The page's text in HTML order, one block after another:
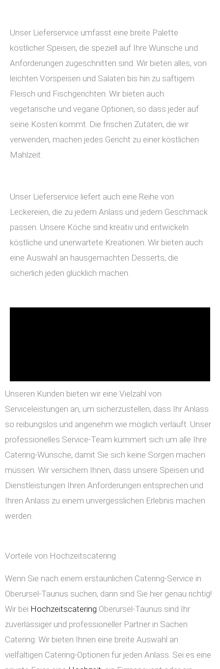
Unser Lieferservice umfasst eine breite Palette
köstlicher Speisen, die speziell auf Ihre Wünsche und
Anforderungen zugeschnitten sind. Wir bieten alles, von
leichten Vorspeisen und Salaten bis hin zu saftigem
Fleisch und Fischgerichten. Wir bieten auch
vegetarische und vegane Optionen, so dass jeder auf
seine Kosten kommt. Die frischen Zutaten, die wir
verwenden, machen jedes Gericht zu einer köstlichen
Mahlzeit.
Unser Lieferservice liefert auch eine Reihe von
Leckereien, die zu jedem Anlass und jedem Geschmack
passen. Unsere Köche sind kreativ und entwickeln
köstliche und unerwartete Kreationen. Wir bieten auch
eine Auswahl an hausgemachten Desserts, die
sicherlich jeden glücklich machen.
Unseren Kunden bieten wir eine Vielzahl von
Serviceleistungen an, um sicherzustellen, dass Ihr Anlass
so reibungslos und angenehm wie möglich verläuft. Unser
professionelles Service-Team kümmert sich um alle Ihre
Catering-Wünsche, damit Sie sich keine Sorgen machen
müssen. Wir versichern Ihnen, dass unsere Speisen und
Dienstleistungen Ihren Anforderungen entsprechen und
Ihren Anlass zu einem unvergesslichen Erlebnis machen
werden.
Vorteile von Hochzeitscatering
Wenn Sie nach einem erstaunlichen Catering-Service in
Oberursel-Taunus suchen, dann sind Sie hier genau richtig!
Wir bei Hochzeitscatering Oberursel-Taunus sind Ihr
zuverlässiger und professioneller Partner in Sachen
Catering. Wir bieten Ihnen eine breite Auswahl an
vielfältigen Catering-Optionen für jeden Anlass. Sei es eine